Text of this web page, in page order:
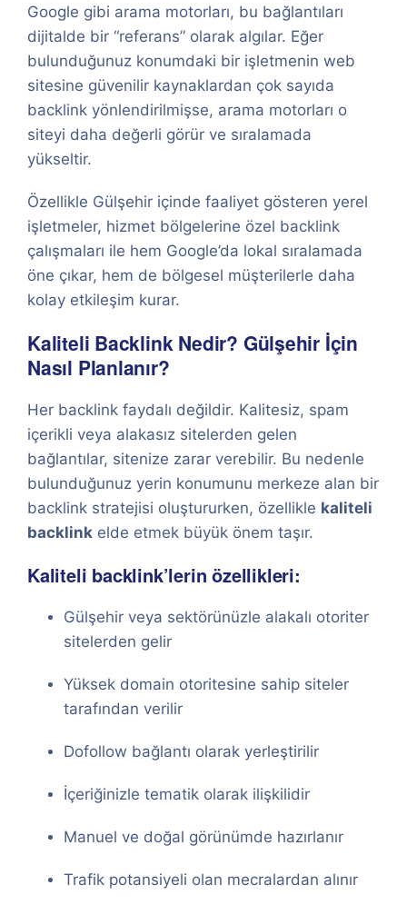
Google gibi arama motorları, bu bağlantıları
dijitalde bir “referans” olarak algılar. Eğer
bulunduğunuz konumdaki bir işletmenin web
sitesine güvenilir kaynaklardan çok sayıda
backlink yönlendirilmişse, arama motorları o
siteyi daha değerli görür ve sıralamada
yükseltir.
Özellikle Gülşehir içinde faaliyet gösteren yerel
işletmeler, hizmet bölgelerine özel backlink
çalışmaları ile hem Google’da lokal sıralamada
öne çıkar, hem de bölgesel müşterilerle daha
kolay etkileşim kurar.
Kaliteli Backlink Nedir? Gülşehir İçin
Nasıl Planlanır?
Her backlink faydalı değildir. Kalitesiz, spam
içerikli veya alakasız sitelerden gelen
bağlantılar, sitenize zarar verebilir. Bu nedenle
bulunduğunuz yerin konumunu merkeze alan bir
backlink stratejisi oluştururken, özellikle kaliteli
backlink elde etmek büyük önem taşır.
Kaliteli backlink’lerin özellikleri:
Gülşehir veya sektörünüzle alakalı otoriter
sitelerden gelir
Yüksek domain otoritesine sahip siteler
tarafından verilir
Dofollow bağlantı olarak yerleştirilir
İçeriğinizle tematik olarak ilişkilidir
Manuel ve doğal görünümde hazırlanır
Trafik potansiyeli olan mecralardan alınır